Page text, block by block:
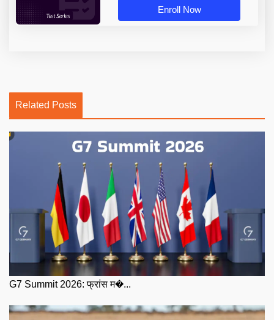
Enroll Now
Related Posts
G7 Summit 2026: फ्रांस म�...